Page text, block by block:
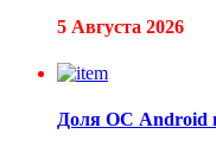
5 Августа 2026
Доля ОС Android